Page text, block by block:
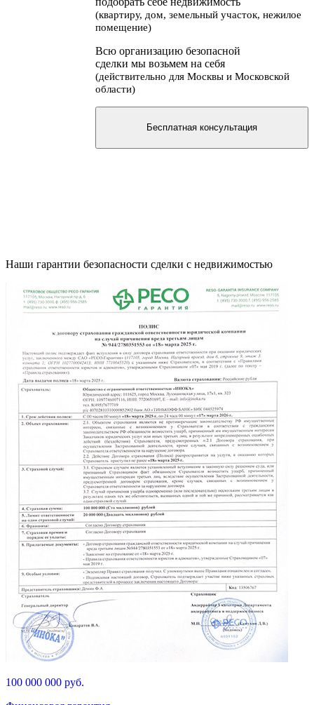
(квартиру, дом, земельный участок, нежилое
помещение)
Всю организацию безопасной
сделки мы возьмем на себя
(действительно для Москвы и Московской
области)
Бесплатная консультация
Наши гарантии безопасности сделки с недвижимостью
100 000 000 руб.